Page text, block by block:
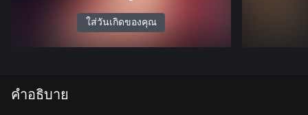
ใส่วันเกิดของคุณ
คำอธิบาย